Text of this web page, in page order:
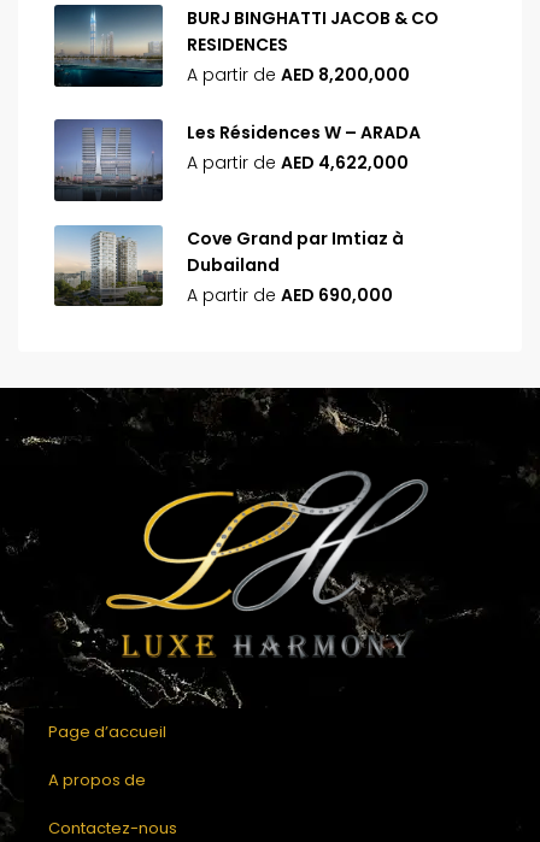
BURJ BINGHATTI JACOB & CO
RESIDENCES
A partir de AED 8,200,000
Les Résidences W – ARADA
A partir de AED 4,622,000
Cove Grand par Imtiaz à
Dubailand
A partir de AED 690,000
Page d’accueil
A propos de
Contactez-nous